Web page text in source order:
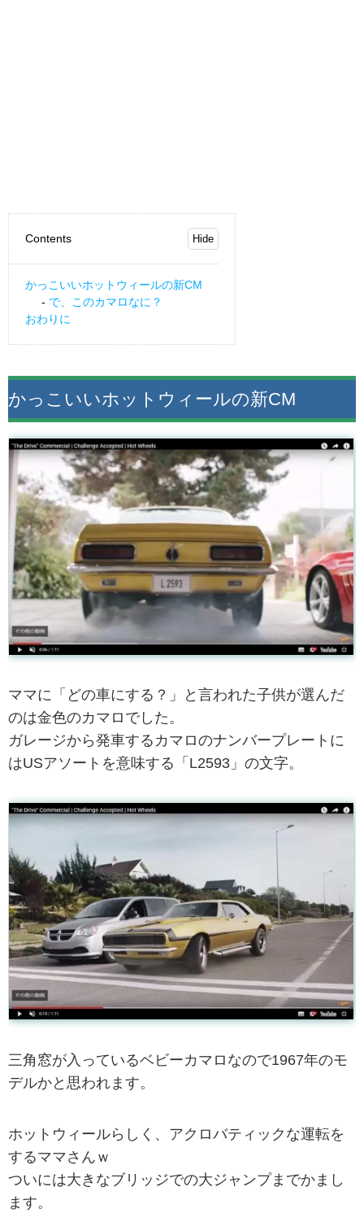
Contents
かっこいいホットウィールの新CM
で、このカマロなに？
おわりに
かっこいいホットウィールの新CM
ママに「どの車にする？」と言われた子供が選んだ
のは金色のカマロでした。
ガレージから発車するカマロのナンバープレートに
はUSアソートを意味する「L2593」の文字。
三角窓が入っているベビーカマロなので1967年のモ
デルかと思われます。
ホットウィールらしく、アクロバティックな運転を
するママさんｗ
ついには大きなブリッジでの大ジャンプまでかまし
ます。